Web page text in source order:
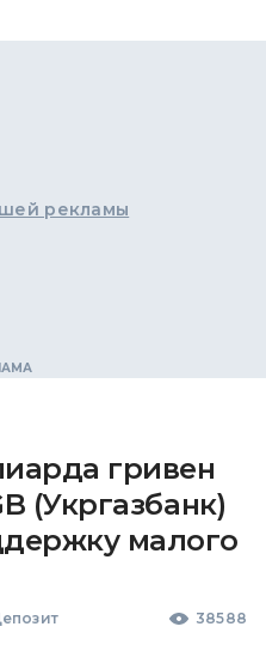
рекламы
гривен
(Укргазбанк)
малого
38588